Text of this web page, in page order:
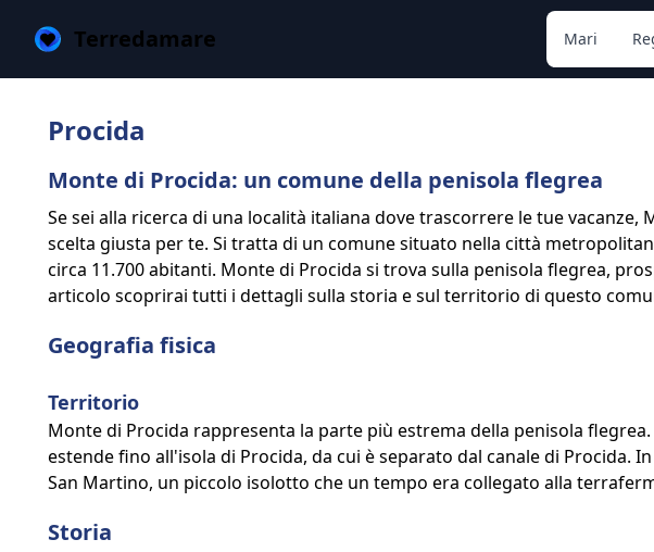
Terredamare Mari
Procida
Monte di Procida: un comune della penisola flegrea
Se sei alla ricerca di una località italiana dove trascorrere le tue vacanze,
scelta giusta per te. Si tratta di un comune situato nella città
circa 11.700 abitanti. Monte di Procida si trova sulla penisola flegrea,
articolo scoprirai tutti i dettagli sulla storia e sul territorio di questo
Geografia fisica
Territorio
Monte di Procida rappresenta la parte più estrema della penisola
estende fino all'isola di Procida, da cui è separato dal canale di Procida.
San Martino, un piccolo isolotto che un tempo era collegato alla
Storia